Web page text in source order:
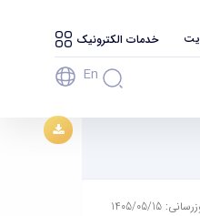
خدمات الکترونیک
En
1405/05/15